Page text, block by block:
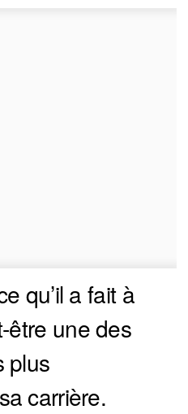
qu’il a fait à
être une des
plus
carrière.